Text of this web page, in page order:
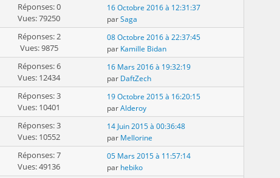
Réponses: 0
Vues: 79250
16 Octobre 2016 à 12:31:37
parSaga
Réponses: 2
Vues: 9875
08 Octobre 2016 à 22:37:45
par Kamille Bidan
Réponses: 6
Vues: 12434
16 Mars 2016 à 19:32:19
par DaftZech
Réponses: 3
Vues: 10401
19 Octobre 2015 à 16:20:15
parAlderoy
Réponses: 3
Vues: 10552
14 Juin 2015 à 00:36:48
par Mellorine
Réponses: 7
Vues: 49136
05 Mars 2015 à 11:57:14
par hebiko